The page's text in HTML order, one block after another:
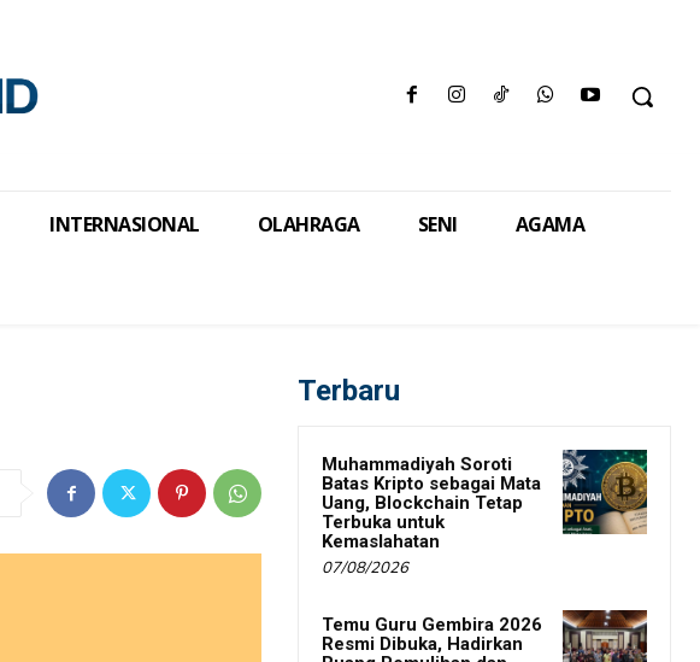
INTERNASIONAL OLAHRAGA SENI AGAMA
Terbaru
Muhammadiyah Soroti
Batas Kripto sebagai Mata
Uang, Blockchain Tetap
Terbuka untuk
Kemaslahatan
07/08/2026
Temu Guru Gembira 2026
Resmi Dibuka, Hadirkan